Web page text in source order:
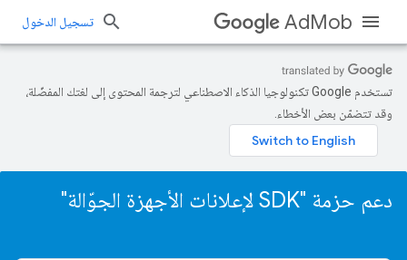
AdMob تسجيل الدخول
تستخدم Google تكنولوجيا الذكاء الاصطناعي لترجمة المحتوى إلى لغتك المفضّلة،
وقد تتضمّن بعض الأخطاء.
دعم حزمة "SDK لإعلانات الأجهزة الجوّالة"